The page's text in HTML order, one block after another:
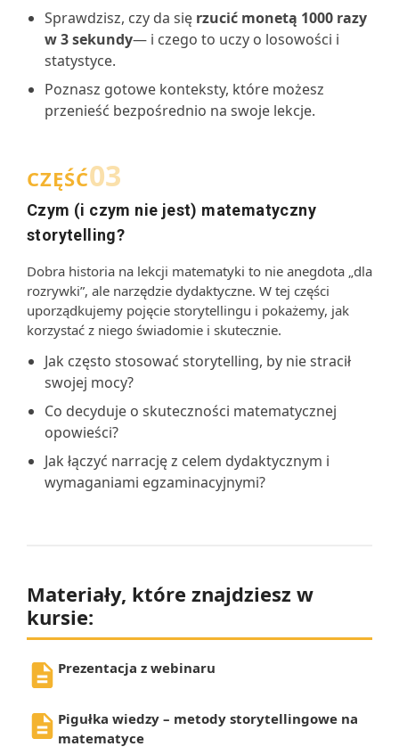
Sprawdzisz, czy da się rzucić monetą 1000 razy
w 3 sekundy— i czego to uczy o losowości i
statystyce.
Poznasz gotowe konteksty, które możesz
przenieść bezpośrednio na swoje lekcje.
CZĘŚĆ03
Czym (i czym nie jest) matematyczny
storytelling?
Dobra historia na lekcji matematyki to nie anegdota „dla
rozrywki”, ale narzędzie dydaktyczne. W tej części
uporządkujemy pojęcie storytellingu i pokażemy, jak
korzystać z niego świadomie i skutecznie.
Jak często stosować storytelling, by nie stracił
swojej mocy?
Co decyduje o skuteczności matematycznej
opowieści?
Jak łączyć narrację z celem dydaktycznym i
wymaganiami egzaminacyjnymi?
Materiały, które znajdziesz w
kursie:
Prezentacja z webinaru
Pigułka wiedzy – metody storytellingowe na
matematyce